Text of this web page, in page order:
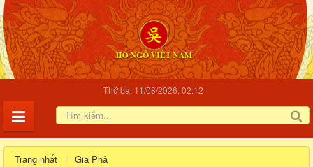
Thứ ba, 11/08/2026, 02:12
Trang nhất Gia Phả